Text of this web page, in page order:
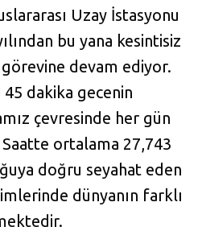
Uzay İstasyonu
bu yana kesintisiz
devam ediyor.
dakika gecenin
çevresinde her gün
ortalama 27,743
doğru seyahat eden
dünyanın farklı